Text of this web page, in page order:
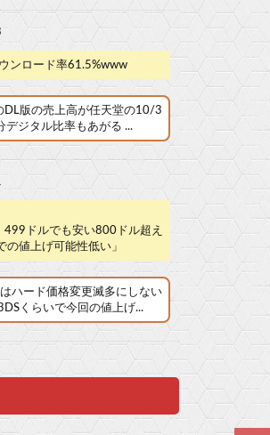
ンロード率61.5%www
版の売上高が任天堂の10/3
デジタル比率もあがる ...
499ドルでも安い800ドル超え
の値上げ可能性低い」
ハード価格変更滅多にしない
くらいで今回の値上げ...